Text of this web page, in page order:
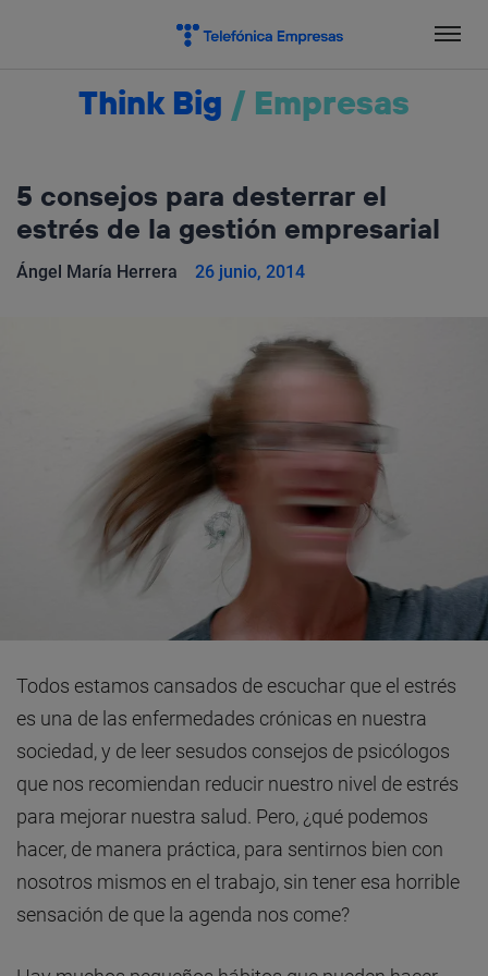
Think Big / Empresas
5 consejos para desterrar el
estrés de la gestión empresarial
Ángel María Herrera 26 junio, 2014
Todos estamos cansados de escuchar que el estrés
es una de las enfermedades crónicas en nuestra
sociedad, y de leer sesudos consejos de psicólogos
que nos recomiendan reducir nuestro nivel de estrés
para mejorar nuestra salud. Pero, ¿qué podemos
hacer, de manera práctica, para sentirnos bien con
nosotros mismos en el trabajo, sin tener esa horrible
sensación de que la agenda nos come?